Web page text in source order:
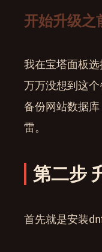
开始升级之
我在宝塔面板选
万万没想到这
备份网站数据
雷。
第二步
首先就是安装